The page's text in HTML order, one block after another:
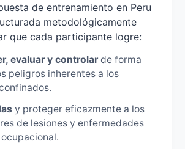
de entrenamiento en Peru
metodológicamente
que cada participante logre:
evaluar y controlar de forma
peligros inherentes a los
y proteger eficazmente a los
de lesiones y enfermedades